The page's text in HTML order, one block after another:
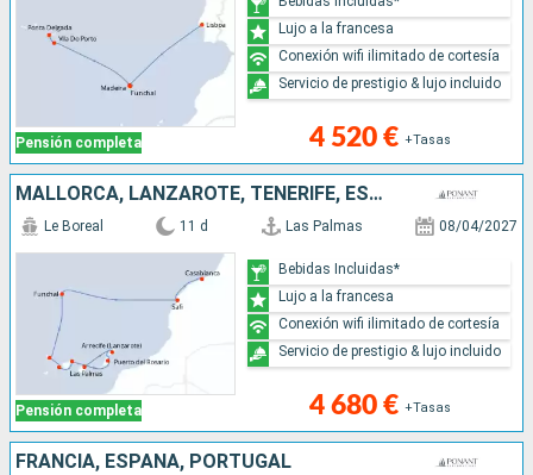
Pensión completa 4 520 € +Tasas
Lujo a la francesa
Conexión wifi ilimitado de cortesía
Servicio de prestigio & lujo incluido
MALLORCA, LANZAROTE, TENERIFE, ESPAÑA, PORTUGAL, MARRUECOS
Pensión completa
Le Boreal 11 d Las Palmas 08/04/2027
4 680 € +Tasas
Bebidas Incluidas*
Lujo a la francesa
Conexión wifi ilimitado de cortesía
Servicio de prestigio & lujo incluido
FRANCIA, ESPAÑA, PORTUGAL